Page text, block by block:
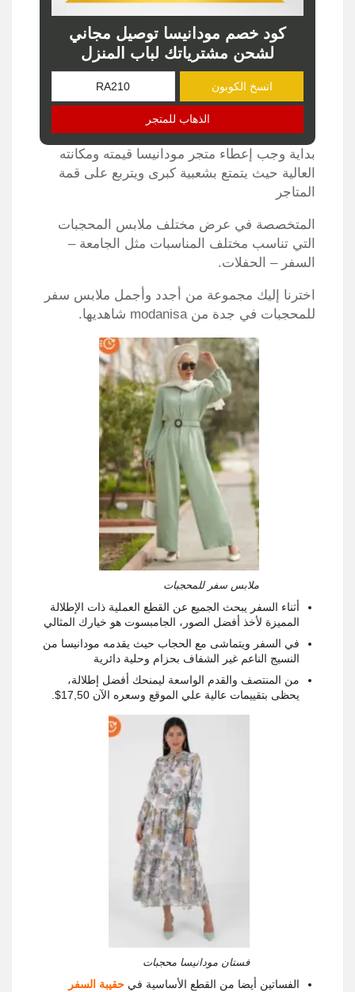
كود خصم مودانيسا توصيل مجاني
لشحن مشترياتك لباب المنزل
انسخ الكوبون
الذهاب للمتجر
بداية وجب إعطاء متجر مودانيسا قيمته ومكانته
العالية حيث يتمتع بشعبية كبرى ويتربع على قمة
المتاجر
المتخصصة في عرض مختلف ملابس المحجبات
التي تناسب مختلف المناسبات مثل الجامعة –
السفر – الحفلات.
اخترنا إليك مجموعة من أجدد وأجمل ملابس سفر
للمحجبات في جدة من modanisa شاهديها.
ملابس سفر للمحجبات
أثناء السفر يبحث الجميع عن القطع العملية ذات الإطلالة
المميزة لأخذ أفضل الصور، الجامبسوت هو خيارك المثالي
في السفر ويتماشى مع الحجاب حيث يقدمه مودانيسا من
النسيج الناعم غير الشفاف بحزام وحلية دائرية
من المنتصف والقدم الواسعة ليمنحك أفضل إطلالة،
يحظى بتقييمات عالية علي الموقع وسعره الآن 17,50$.
فستان مودانيسا محجبات
الفساتين أيضا من القطع الأساسية في حقيبة السفر